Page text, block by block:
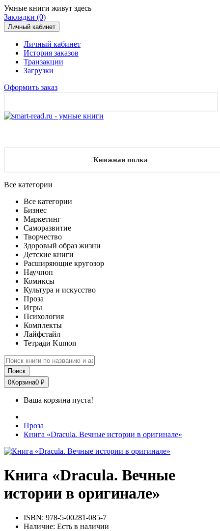
Умные книги живут здесь
Закладки (0)
Личный кабинет
Личный кабинет
История заказов
Транзакции
Загрузки
Оформить заказ
Книжная полка
Все категории
Все категории
Бизнес
Маркетинг
Саморазвитие
Творчество
Здоровый образ жизни
Детские книги
Расширяющие кругозор
Научпоп
Комиксы
Культура и искусство
Проза
Игры
Психология
Комплекты
Лайфстайл
Тетради Kumon
Поиск
0Корзина0 ₽
Ваша корзина пуста!
Проза
Книга «Dracula. Вечные истории в оригинале»
Книга «Dracula. Вечные
истории в оригинале»
ISBN: 978-5-00281-085-7
Наличие: Есть в наличии